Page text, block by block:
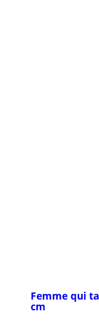
Femme qui
cm